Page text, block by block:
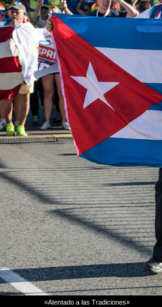
«Atentado a las Tradiciones»